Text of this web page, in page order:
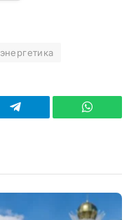
энергетика
Telegram